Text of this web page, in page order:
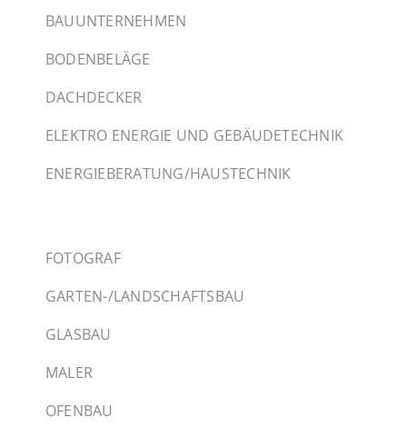
BAUUNTERNEHMEN
BODENBELÄGE
DACHDECKER
ELEKTRO ENERGIE UND GEBÄUDETECHNIK
ENERGIEBERATUNG/HAUSTECHNIK
FOTOGRAF
GARTEN-/LANDSCHAFTSBAU
GLASBAU
MALER
OFENBAU